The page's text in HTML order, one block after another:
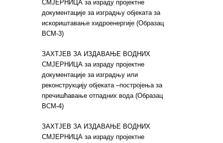
СМЈЕРНИЦА за израду пројектне
документације за изградњу објеката за
искориштавање хидроенергије (Образац
ВСМ-3)
ЗАХТЈЕВ ЗА ИЗДАВАЊЕ ВОДНИХ
СМЈЕРНИЦА за израду пројектне
документације за изградњу или
реконструкцију објеката –постројења за
пречишћавање отпадних вода (Образац
ВСМ-4)
ЗАХТЈЕВ ЗА ИЗДАВАЊЕ ВОДНИХ
СМЈЕРНИЦА за израду пројектне